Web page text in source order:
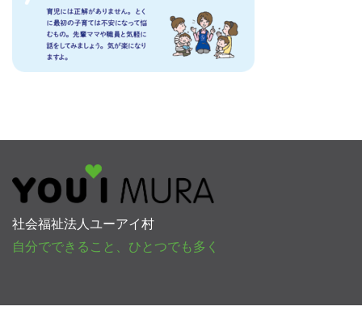
社会福祉法人ユーアイ村
自分でできること、ひとつでも多く